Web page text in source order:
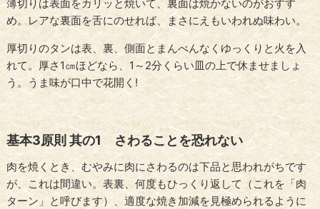
薄切りは表面をカリッと焼いて、裏面は焼かないのがおすす
め。レアな裏面を舌にのせれば、まさにえもいわれぬ味わい。
厚切りのタンは表、裏、側面とまんべんなくゆっくりと火を入
れて。厚さ1㎝ほどなら、1～2分くらい皿の上で休ませましょ
う。うま味が口中で花開く!
基本3原則 其の1 さわることを恐れない
肉を焼くとき、むやみに肉にさわるのは下品と思われがちです
が、これは間違い。表裏、何度もひっくり返して（これを「肉
ターン」と呼びます）、適度な焼き加減を見極められるように